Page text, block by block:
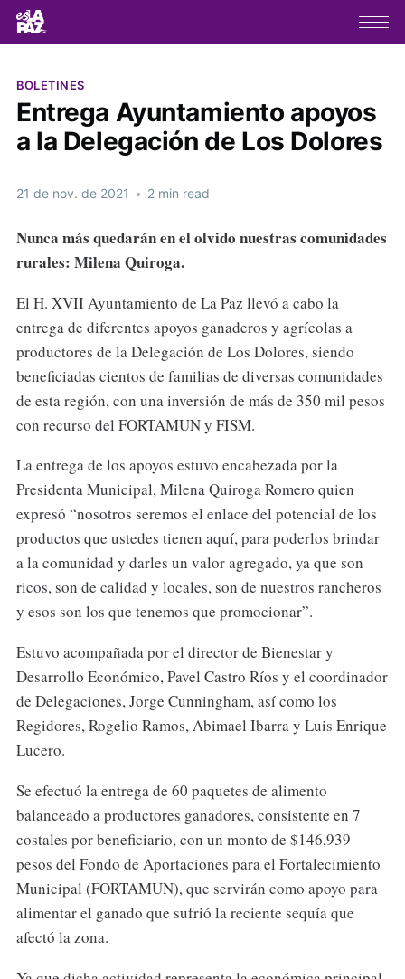
BOLETINES
Entrega Ayuntamiento apoyos
a la Delegación de Los Dolores
21 de nov. de 2021 • 2 min read
Nunca más quedarán en el olvido nuestras comunidades
rurales: Milena Quiroga.
El H. XVII Ayuntamiento de La Paz llevó a cabo la
entrega de diferentes apoyos ganaderos y agrícolas a
productores de la Delegación de Los Dolores, siendo
beneficiadas cientos de familias de diversas comunidades
de esta región, con una inversión de más de 350 mil pesos
con recurso del FORTAMUN y FISM.
La entrega de los apoyos estuvo encabezada por la
Presidenta Municipal, Milena Quiroga Romero quien
expresó “nosotros seremos el enlace del potencial de los
productos que ustedes tienen aquí, para poderlos brindar
a la comunidad y darles un valor agregado, ya que son
ricos, son de calidad y locales, son de nuestros rancheros
y esos son los que tenemos que promocionar”.
Estuvo acompañada por el director de Bienestar y
Desarrollo Económico, Pavel Castro Ríos y el coordinador
de Delegaciones, Jorge Cunningham, así como los
Regidores, Rogelio Ramos, Abimael Ibarra y Luis Enrique
Lucero.
Se efectuó la entrega de 60 paquetes de alimento
balanceado a productores ganadores, consistente en 7
costales por beneficiario, con un monto de $146,939
pesos del Fondo de Aportaciones para el Fortalecimiento
Municipal (FORTAMUN), que servirán como apoyo para
alimentar el ganado que sufrió la reciente sequía que
afectó la zona.